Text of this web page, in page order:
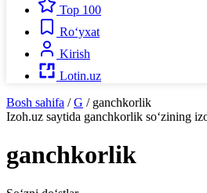
Top 100
Ro‘yxat
Kirish
Lotin.uz
Bosh sahifa / G / ganchkorlik
Izoh.uz saytida ganchkorlik so‘zining
ganchkorlik